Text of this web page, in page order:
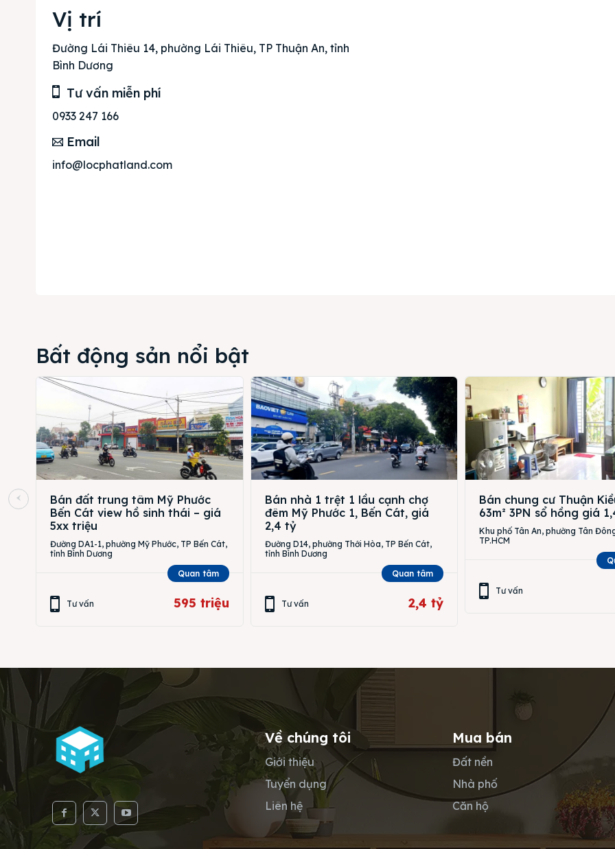
Vị trí
Đường Lái Thiêu 14, phường Lái Thiêu, TP Thuận An, tỉnh
Bình Dương
Tư vấn miễn phí
0933 247 166
Email
info@locphatland.com
Bất động sản nổi bật
Bán đất trung tâm Mỹ Phước
Bến Cát view hồ sinh thái – giá
5xx triệu
Đường DA1-1, phường Mỹ Phước, TP Bến Cát,
tỉnh Bình Dương
Quan tâm
Tư vấn 595 triệu
Bán nhà 1 trệt 1 lầu cạnh chợ
đêm Mỹ Phước 1, Bến Cát, giá
2,4 tỷ
Đường D14, phường Thới Hòa, TP Bến Cát,
tỉnh Bình Dương
Quan tâm
Tư vấn 2,4 tỷ
Bán chung cư Thuận
63m² 3PN sổ hồng giá
Khu phố Tân An, phường Tân
TP.HCM
Tư vấn
Về chúng tôi
Giới thiệu
Tuyển dụng
Liên hệ
Mua bán
Đất nền
Nhà phố
Căn hộ